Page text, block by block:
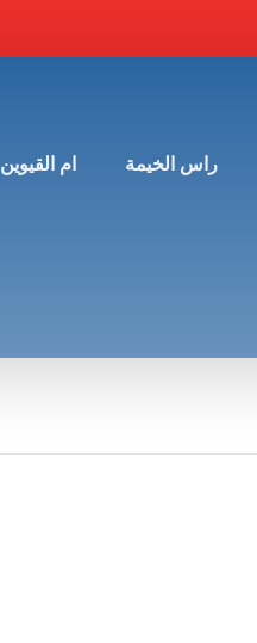
راس الخيمة ام القيوين